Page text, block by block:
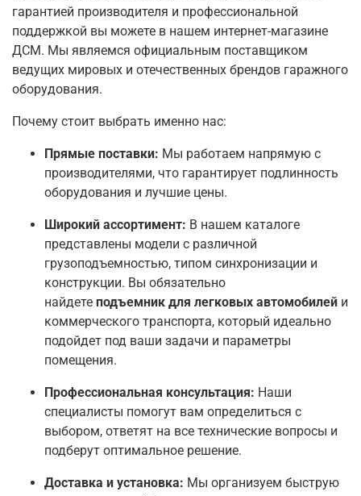
гарантией производителя и профессиональной
поддержкой вы можете в нашем интернет-магазине
ДСМ. Мы являемся официальным поставщиком
ведущих мировых и отечественных брендов гаражного
оборудования.
Почему стоит выбрать именно нас:
Прямые поставки: Мы работаем напрямую с
производителями, что гарантирует подлинность
оборудования и лучшие цены.
Широкий ассортимент: В нашем каталоге
представлены модели с различной
грузоподъемностью, типом синхронизации и
конструкции. Вы обязательно
найдете подъемник для легковых автомобилей и
коммерческого транспорта, который идеально
подойдет под ваши задачи и параметры
помещения.
Профессиональная консультация: Наши
специалисты помогут вам определиться с
выбором, ответят на все технические вопросы и
подберут оптимальное решение.
Доставка и установка: Мы организуем быструю